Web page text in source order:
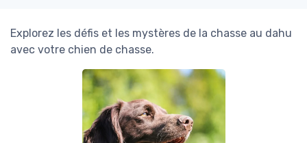
Explorez les défis et les mystères de la chasse au dahu
avec votre chien de chasse.